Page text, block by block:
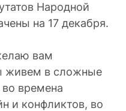
Народной
на 17 декабря.
вам
живем в сложные
времена
и конфликтов, во